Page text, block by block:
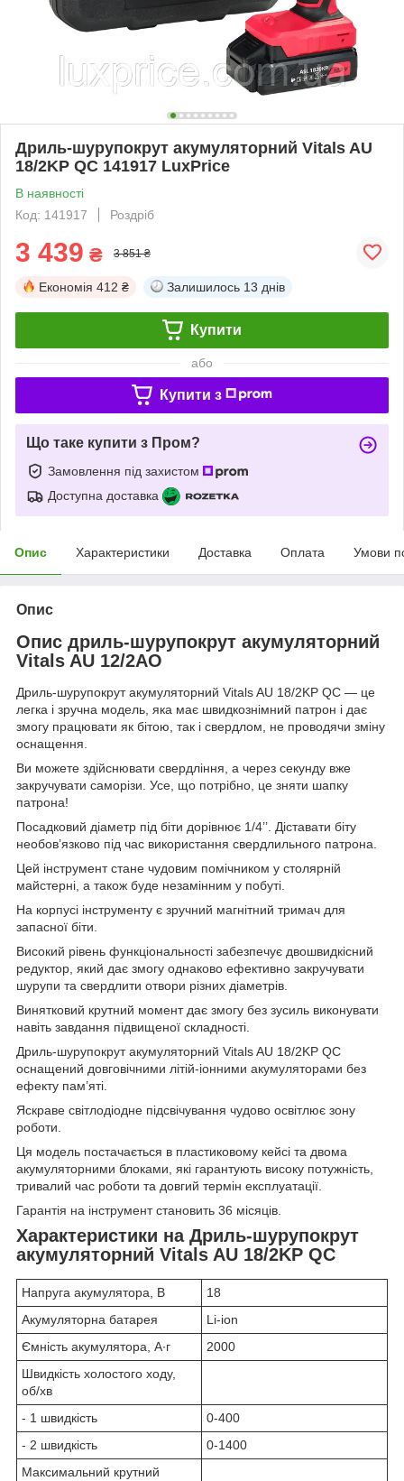
Дриль-шурупокрут акумуляторний Vitals AU
18/2KP QC 141917 LuxPrice
В наявності
Код: 141917
Роздріб
3 439 ₴ 3 851 ₴
Економія 412 ₴ Залишилось 13 днів
Купити
або
Купити з
Що таке купити з Пром?
Замовлення під захистом
Доступна доставка
Опис Характеристики Доставка Оплата Умови
Опис
Опис дриль-шурупокрут акумуляторний
Vitals AU 12/2AO
Дриль-шурупокрут акумуляторний Vitals AU 18/2KP QC — це
легка і зручна модель, яка має швидкознімний патрон і дає
змогу працювати як бітою, так і свердлом, не проводячи зміну
оснащення.
Ви можете здійснювати свердління, а через секунду вже
закручувати саморізи. Усе, що потрібно, це зняти шапку
патрона!
Посадковий діаметр під біти дорівнює 1/4’’. Діставати біту
необов’язково під час використання свердлильного патрона.
Цей інструмент стане чудовим помічником у столярній
майстерні, а також буде незамінним у побуті.
На корпусі інструменту є зручний магнітний тримач для
запасної біти.
Високий рівень функціональності забезпечує двошвидкісний
редуктор, який дає змогу однаково ефективно закручувати
шурупи та свердлити отвори різних діаметрів.
Винятковий крутний момент дає змогу без зусиль виконувати
навіть завдання підвищеної складності.
Дриль-шурупокрут акумуляторний Vitals AU 18/2KP QC
оснащений довговічними літій-іонними акумуляторами без
ефекту пам’яті.
Яскраве світлодіодне підсвічування чудово освітлює зону
роботи.
Ця модель постачається в пластиковому кейсі та двома
акумуляторними блоками, які гарантують високу потужність,
тривалий час роботи та довгий термін експлуатації.
Гарантія на інструмент становить 36 місяців.
Характеристики на Дриль-шурупокрут
акумуляторний Vitals AU 18/2KP QC
Напруга акумулятора, В
18
Акумуляторна батарея
Li-ion
Ємність акумулятора, А∙г
2000
Швидкість холостого ходу,
об/хв
- 1 швидкість
0-400
- 2 швидкість
0-1400
Максимальний крутний